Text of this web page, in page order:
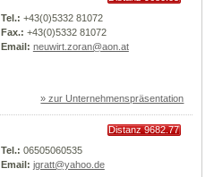
Tel.: +43(0)5332 81072
Fax.: +43(0)5332 81072
Email: neuwirt.zoran@aon.at
» zur Unternehmenspräsentation
Distanz 9682.77
Tel.: 06505060535
Email: jgratt@yahoo.de